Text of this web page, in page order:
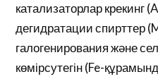
катализаторлар
дегидратации спирттер
галогенирования және
көмірсутегін (Fe-